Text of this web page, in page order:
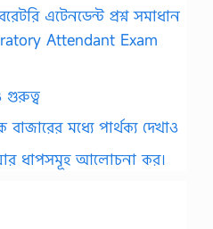
এটেনডেন্ট প্রশ্ন সমাধান
Attendant Exam
গুরুত্ব
মধ্যে পার্থক্য দেখাও
ধাপসমূহ আলোচনা কর।